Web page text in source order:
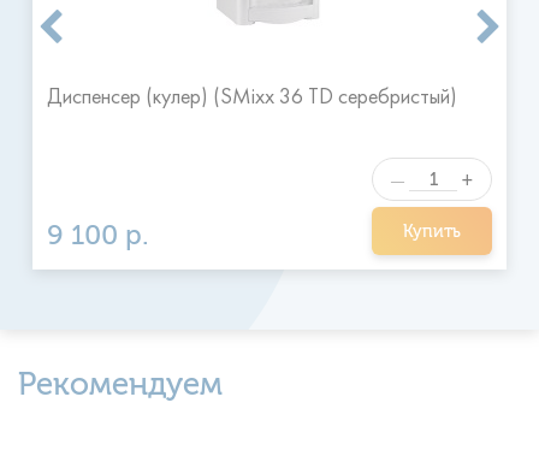
Диспенсер (кулер) (SMixx 36 TD серебристый)
9 100 р. Купить
— +
Рекомендуем